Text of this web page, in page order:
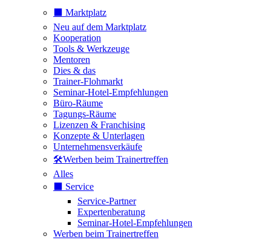
⬛️ Marktplatz
Neu auf dem Marktplatz
Kooperation
Tools & Werkzeuge
Mentoren
Dies & das
Trainer-Flohmarkt
Seminar-Hotel-Empfehlungen
Büro-Räume
Tagungs-Räume
Lizenzen & Franchising
Konzepte & Unterlagen
Unternehmensverkäufe
🛠️Werben beim Trainertreffen
Alles
⬛️ Service
Service-Partner
Expertenberatung
Seminar-Hotel-Empfehlungen
Werben beim Trainertreffen